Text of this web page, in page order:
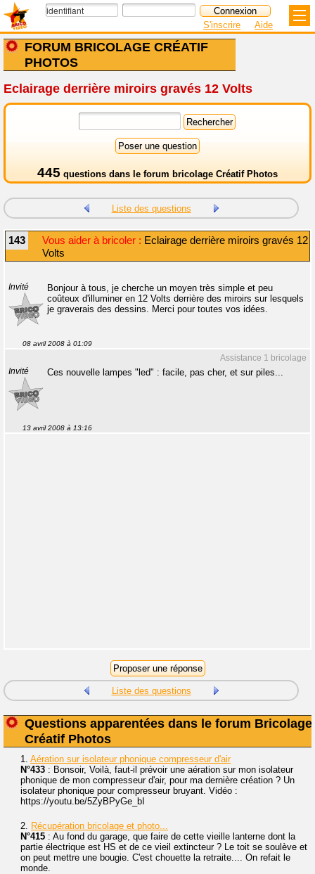
FORUM BRICOLAGE CRÉATIF
PHOTOS
S'inscrire Aide
Eclairage derrière miroirs gravés 12 Volts
445 questions dans le forum bricolage Créatif Photos
Liste des questions
143 Vous aider à bricoler : Eclairage derrière miroirs gravés 12
Volts
Invité
Bonjour à tous, je cherche un moyen très simple et peu
coûteux d'illuminer en 12 Volts derrière des miroirs sur lesquels
je graverais des dessins. Merci pour toutes vos idées.
08 avril 2008 à 01:09
Assistance 1 bricolage
Invité Ces nouvelle lampes "led" : facile, pas cher, et sur piles...
13 avril 2008 à 13:16
Liste des questions
Questions apparentées dans le forum Bricolage
Créatif Photos
1. Aération sur isolateur phonique compresseur d'air
N°433 : Bonsoir, Voilà, faut-il prévoir une aération sur mon isolateur
phonique de mon compresseur d'air, pour ma dernière création ? Un
isolateur phonique pour compresseur bruyant. Vidéo :
https://youtu.be/5ZyBPyGe_bI
2. Récupération bricolage et photo...
N°415 : Au fond du garage, que faire de cette vieille lanterne dont la
partie électrique est HS et de ce vieil extincteur ? Le toit se soulève et
on peut mettre une bougie. C'est chouette la retraite.... On refait le
monde.